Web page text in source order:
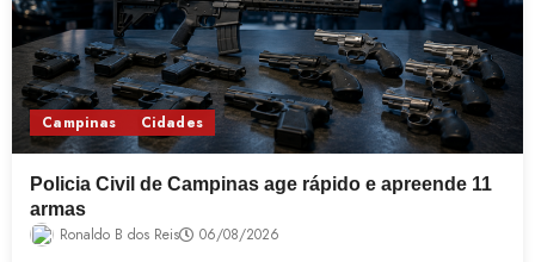
Campinas Cidades
Policia Civil de Campinas age rápido e apreende 11
armas
Ronaldo B dos Reis 06/08/2026